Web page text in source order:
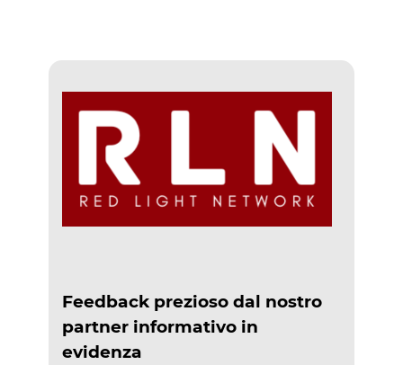
Feedback prezioso dal nostro
partner informativo in
evidenza